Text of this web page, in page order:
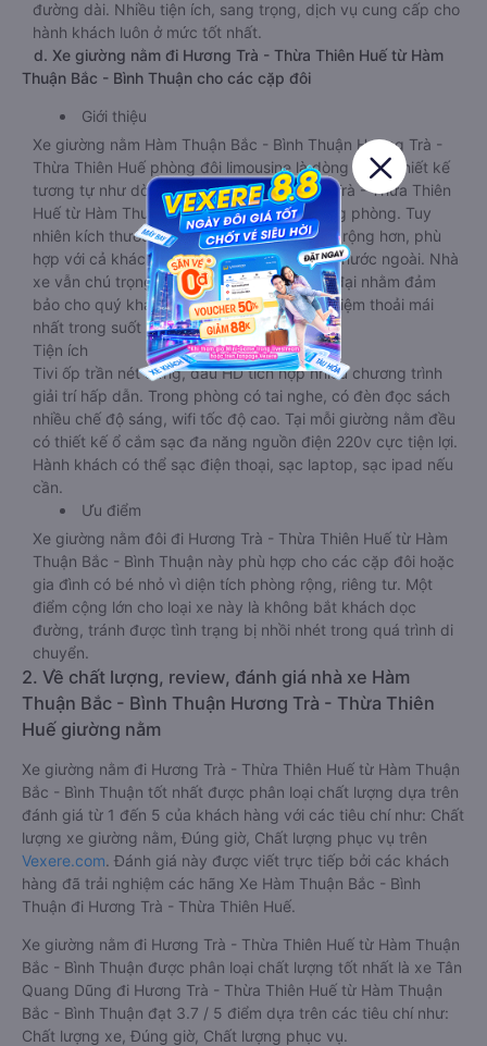
đường dài. Nhiều tiện ích, sang trọng, dịch vụ cung cấp cho
hành khách luôn ở mức tốt nhất.
d. Xe giường nằm đi Hương Trà - Thừa Thiên Huế từ Hàm
Thuận Bắc - Bình Thuận cho các cặp đôi
Giới thiệu
Xe giường nằm Hàm Thuận Bắc - Bình Thuận Hương Trà -
Thừa Thiên Huế phòng đôi limousine là dòng xe có thiết kế
tương tự như dòng xe limousine đi Hương Trà - Thừa Thiên
Huế từ Hàm Thuận Bắc - Bình Thuận giường phòng. Tuy
nhiên kích thước giường nằm được thiết kế rộng hơn, phù
hợp với cả khách hàng Việt Nam lẫn khách nước ngoài. Nhà
xe vẫn chú trọng trang bị các thiết bị hiện đại nhằm đảm
bảo cho quý khách hàng có những trải nghiệm thoải mái
nhất trong suốt chuyến đi.
Tiện ích
Tivi ốp trần nét cứng, đầu HD tích hợp nhiều chương trình
giải trí hấp dẫn. Trong phòng có tai nghe, có đèn đọc sách
nhiều chế độ sáng, wifi tốc độ cao. Tại mỗi giường nằm đều
có thiết kế ổ cắm sạc đa năng nguồn điện 220v cực tiện lợi.
Hành khách có thể sạc điện thoại, sạc laptop, sạc ipad nếu
cần.
Ưu điểm
Xe giường nằm đôi đi Hương Trà - Thừa Thiên Huế từ Hàm
Thuận Bắc - Bình Thuận này phù hợp cho các cặp đôi hoặc
gia đình có bé nhỏ vì diện tích phòng rộng, riêng tư. Một
điểm cộng lớn cho loại xe này là không bắt khách dọc
đường, tránh được tình trạng bị nhồi nhét trong quá trình di
chuyển.
2. Về chất lượng, review, đánh giá nhà xe Hàm
Thuận Bắc - Bình Thuận Hương Trà - Thừa Thiên
Huế giường nằm
Xe giường nằm đi Hương Trà - Thừa Thiên Huế từ Hàm Thuận
Bắc - Bình Thuận tốt nhất được phân loại chất lượng dựa trên
đánh giá từ 1 đến 5 của khách hàng với các tiêu chí như: Chất
lượng xe giường nằm, Đúng giờ, Chất lượng phục vụ trên
Vexere.com. Đánh giá này được viết trực tiếp bởi các khách
hàng đã trải nghiệm các hãng Xe Hàm Thuận Bắc - Bình
Thuận đi Hương Trà - Thừa Thiên Huế.
Xe giường nằm đi Hương Trà - Thừa Thiên Huế từ Hàm Thuận
Bắc - Bình Thuận được phân loại chất lượng tốt nhất là xe Tân
Quang Dũng đi Hương Trà - Thừa Thiên Huế từ Hàm Thuận
Bắc - Bình Thuận đạt 3.7 / 5 điểm dựa trên các tiêu chí như:
Chất lượng xe, Đúng giờ, Chất lượng phục vụ.